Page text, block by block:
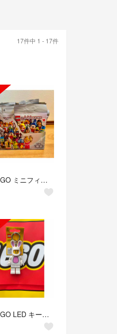
17件中 1 - 17件
レゴ LEGO ミニフィグ ディズニー 100 71038 コンプリート18種類
レゴ LEGO LED キーライト 白 ウサギ うさぎ ミニフィグ キーホルダー